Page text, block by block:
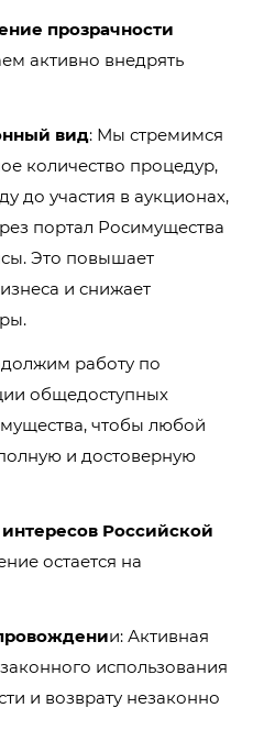
прозрачности
активно внедрять
вид: Мы стремимся
количество процедур,
до участия в аукционах,
портал Росимущества
Это повышает
и снижает
работу по
общедоступных
чтобы любой
и достоверную
Российской
остается на
и: Активная
использования
и возврату незаконно